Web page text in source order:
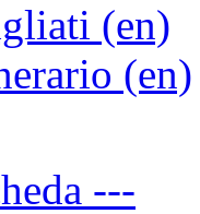
(en)
(en)
---